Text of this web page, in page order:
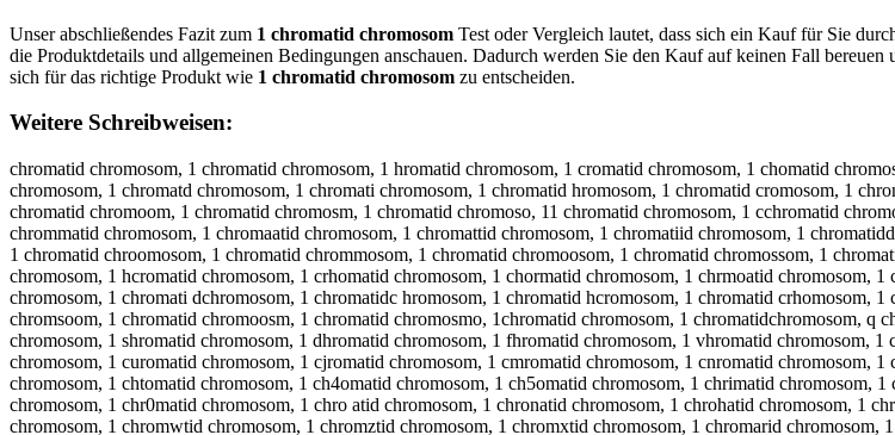
Unser abschließendes Fazit zum 1 chromatid chromosom Test oder Vergleich lautet, dass sich ein Kauf für Sie
die Produktdetails und allgemeinen Bedingungen anschauen. Dadurch werden Sie den Kauf auf keinen Fall bereuen
sich für das richtige Produkt wie 1 chromatid chromosom zu entscheiden.
Weitere Schreibweisen:
chromatid chromosom, 1 chromatid chromosom, 1 hromatid chromosom, 1 cromatid chromosom, 1 chomatid
chromosom, 1 chromatd chromosom, 1 chromati chromosom, 1 chromatid hromosom, 1 chromatid cromosom, 1
chromatid chromoom, 1 chromatid chromosm, 1 chromatid chromoso, 11 chromatid chromosom, 1 cchromatid
chrommatid chromosom, 1 chromaatid chromosom, 1 chromattid chromosom, 1 chromatiid chromosom, 1
1 chromatid chroomosom, 1 chromatid chrommosom, 1 chromatid chromoosom, 1 chromatid chromossom, 1
chromosom, 1 hcromatid chromosom, 1 crhomatid chromosom, 1 chormatid chromosom, 1 chrmoatid chromosom,
chromosom, 1 chromati dchromosom, 1 chromatidc hromosom, 1 chromatid hcromosom, 1 chromatid crhomosom,
chromsoom, 1 chromatid chromoosm, 1 chromatid chromosmo, 1chromatid chromosom, 1 chromatidchromosom,
chromosom, 1 shromatid chromosom, 1 dhromatid chromosom, 1 fhromatid chromosom, 1 vhromatid chromosom,
chromosom, 1 curomatid chromosom, 1 cjromatid chromosom, 1 cmromatid chromosom, 1 cnromatid chromosom,
chromosom, 1 chtomatid chromosom, 1 ch4omatid chromosom, 1 ch5omatid chromosom, 1 chrimatid chromosom,
chromosom, 1 chr0matid chromosom, 1 chro atid chromosom, 1 chronatid chromosom, 1 chrohatid chromosom, 1
chromosom, 1 chromwtid chromosom, 1 chromztid chromosom, 1 chromxtid chromosom, 1 chromarid